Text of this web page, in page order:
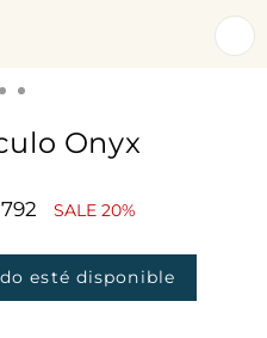
Onyx
SALE 20%
esté disponible